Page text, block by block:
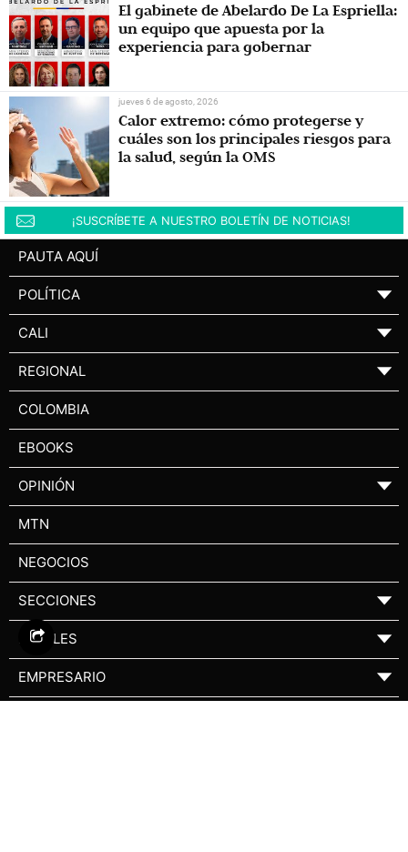
El gabinete de Abelardo De La Espriella:
un equipo que apuesta por la
experiencia para gobernar
jueves 6 de agosto, 2026
Calor extremo: cómo protegerse y
cuáles son los principales riesgos para
la salud, según la OMS
¡SUSCRÍBETE A NUESTRO BOLETÍN DE NOTICIAS!
PAUTA AQUÍ
POLÍTICA ▼
CALI ▼
REGIONAL ▼
COLOMBIA
EBOOKS
OPINIÓN ▼
MTN
NEGOCIOS
SECCIONES ▼
LEGALES ▼
EMPRESARIO ▼